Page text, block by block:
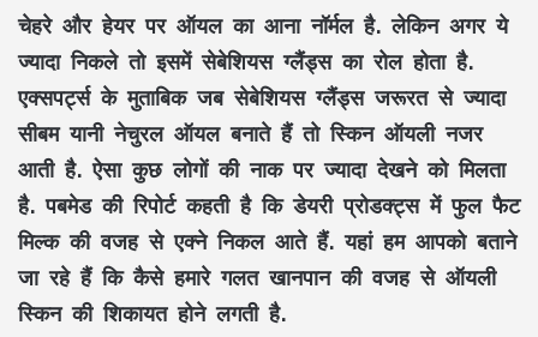
चेहरे और हेयर पर ऑयल का आना नॉर्मल है. लेकिन अगर ये
ज्यादा निकले तो इसमें सेबेशियस ग्लैंड्स का रोल होता है.
एक्सपर्ट्स के मुताबिक जब सेबेशियस ग्लैंड्स जरूरत से ज्यादा
सीबम यानी नेचुरल ऑयल बनाते हैं तो स्किन ऑयली नजर
आती है. ऐसा कुछ लोगों की नाक पर ज्यादा देखने को मिलता
है. पबमेड की रिपोर्ट कहती है कि डेयरी प्रोडक्ट्स में फुल फैट
मिल्क की वजह से एक्ने निकल आते हैं. यहां हम आपको बताने
जा रहे हैं कि कैसे हमारे गलत खानपान की वजह से ऑयली
स्किन की शिकायत होने लगती है.